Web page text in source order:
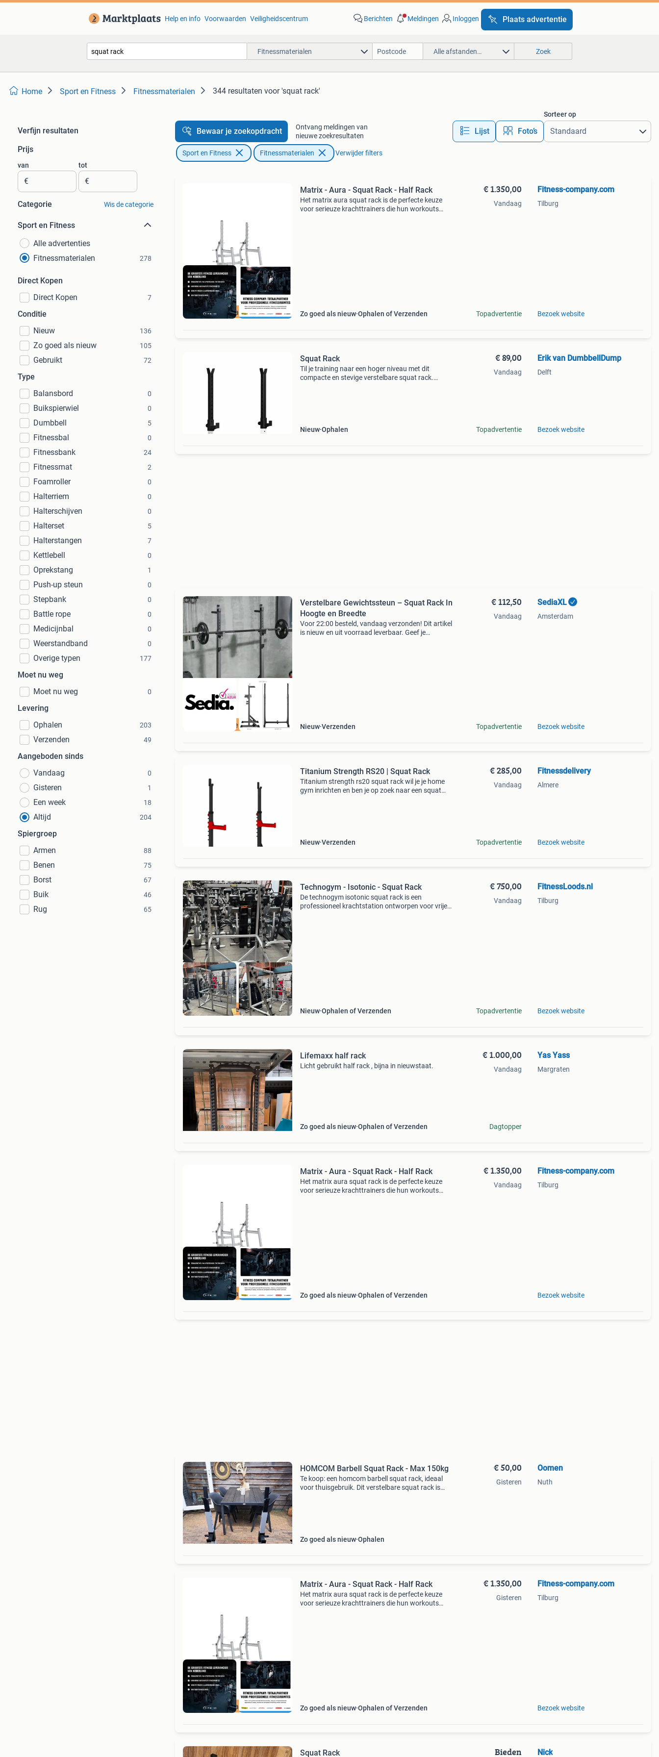
Help en info Voorwaarden Veiligheidscentrum Berichten Meldingen Inloggen Plaats advertentie
Fitnessmaterialen Alle afstanden… Zoek
Home Sport en Fitness Fitnessmaterialen 344 resultaten voor 'squat rack'
Verfijn resultaten
Prijs
van
€
tot
€
Categorie Wis de categorie
Sport en Fitness
Alle advertenties
Fitnessmaterialen
278
Direct Kopen
Direct Kopen
7
Conditie
Nieuw
136
Zo goed als nieuw 105
Gebruikt 72
Type
Balansbord
0
Buikspierwiel 0
Dumbbell 5
Fitnessbal 0
Fitnessbank 24
Fitnessmat 2
Foamroller 0
Halterriem 0
Halterschijven 0
Halterset 5
Halterstangen 7
Kettlebell 0
Oprekstang 1
Push-up steun 0
Stepbank 0
Battle rope 0
Medicijnbal 0
Weerstandband 0
Overige typen 177
Moet nu weg
Moet nu weg
0
Levering
Ophalen
203
Verzenden 49
Aangeboden sinds
Vandaag
0
Gisteren 1
Een week 18
Altijd 204
Spiergroep
Armen
88
Benen 75
Borst 67
Buik 46
Rug 65
Bewaar je zoekopdracht
Ontvang meldingen van
nieuwe zoekresultaten
Lijst Foto’s
Sorteer op
Sport en Fitness Fitnessmaterialen Verwijder filters
incl Garantie
Matrix - Aura - Squat Rack - Half Rack
Het matrix aura squat rack is de perfecte keuze
voor serieuze krachttrainers die hun workouts
Zo goed als nieuw Ophalen of Verzenden
€ 1.350,00
Vandaag
Topadvertentie
Fitness-company.com
Tilburg
Bezoek website
Squat Rack
Til je training naar een hoger niveau met dit
compacte en stevige verstelbare squat rack.
Nieuw Ophalen
€ 89,00
Vandaag
Topadvertentie
Erik van DumbbellDump
Delft
Bezoek website
Beoordeeld met 9+
Verstelbare Gewichtssteun – Squat Rack In
Hoogte en Breedte
Voor 22:00 besteld, vandaag verzonden! Dit artikel
is nieuw en uit voorraad leverbaar. Geef je
Nieuw Verzenden
€ 112,50
Vandaag
Topadvertentie
SediaXL
Amsterdam
Bezoek website
Titanium Strength RS20 | Squat Rack
Titanium strength rs20 squat rack wil je je home
gym inrichten en ben je op zoek naar een squat
Nieuw Verzenden
€ 285,00
Vandaag
Topadvertentie
Fitnessdelivery
Almere
Bezoek website
grootste van NL
Technogym - Isotonic - Squat Rack
De technogym isotonic squat rack is een
professioneel krachtstation ontworpen voor vrije
Nieuw Ophalen of Verzenden
€ 750,00
Vandaag
Topadvertentie
FitnessLoods.nl
Tilburg
Bezoek website
Lifemaxx half rack
Licht gebruikt half rack , bijna in nieuwstaat.
Zo goed als nieuw Ophalen of Verzenden
€ 1.000,00
Vandaag
Dagtopper
Yas Yass
Margraten
incl Garantie
Matrix - Aura - Squat Rack - Half Rack
Het matrix aura squat rack is de perfecte keuze
voor serieuze krachttrainers die hun workouts
Zo goed als nieuw Ophalen of Verzenden
€ 1.350,00
Vandaag
Fitness-company.com
Tilburg
Bezoek website
HOMCOM Barbell Squat Rack - Max 150kg
Te koop: een homcom barbell squat rack, ideaal
voor thuisgebruik. Dit verstelbare squat rack is
Zo goed als nieuw Ophalen
€ 50,00
Gisteren
Oomen
Nuth
incl Garantie
Matrix - Aura - Squat Rack - Half Rack
Het matrix aura squat rack is de perfecte keuze
voor serieuze krachttrainers die hun workouts
Zo goed als nieuw Ophalen of Verzenden
€ 1.350,00
Gisteren
Fitness-company.com
Tilburg
Bezoek website
Squat Rack Bieden Nick